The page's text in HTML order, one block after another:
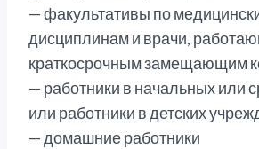
— факультативы по
дисциплинам и врачи,
краткосрочным замещающим
— работники в начальных или
или работники в детских
— домашние работники